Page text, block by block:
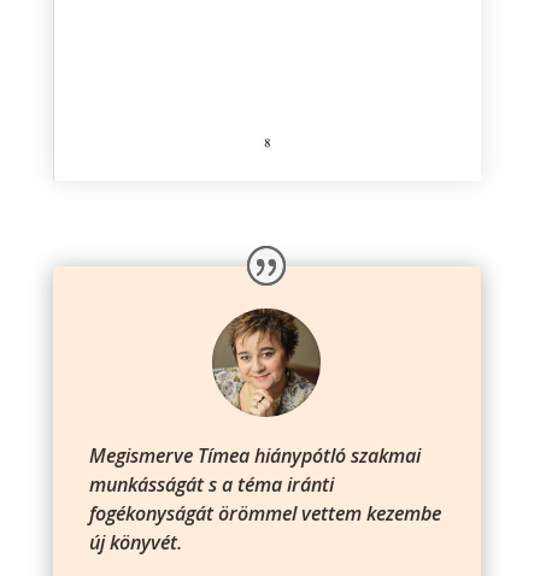
Megismerve Tímea hiánypótló szakmai
munkásságát s a téma iránti
fogékonyságát örömmel vettem kezembe
új könyvét.